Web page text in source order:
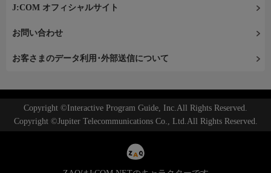
J:COM オフィシャルサイト
お問い合わせ
お客さまのデータ利用･外部送信について
Copyright ©Interactive Program Guide, Inc.All Rights Reserved.
Copyright ©Jupiter Telecommunications Co., Ltd.All Rights Reserved.